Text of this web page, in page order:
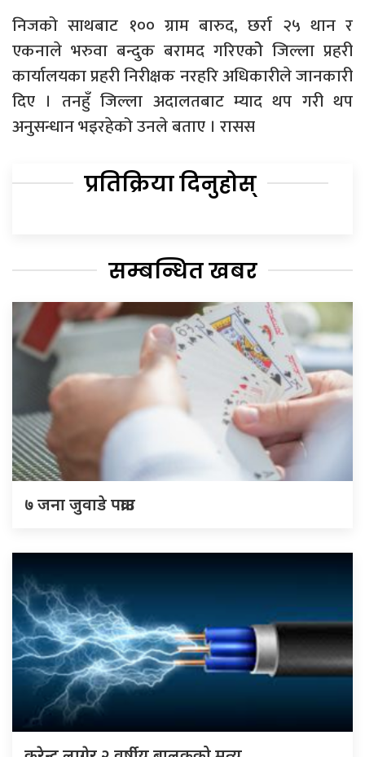
निजको साथबाट १०० ग्राम बारुद, छर्रा २५ थान र
एकनाले भरुवा बन्दुक बरामद गरिएकोे जिल्ला प्रहरी
कार्यालयका प्रहरी निरीक्षक नरहरि अधिकारीले जानकारी
दिए । तनहुँ जिल्ला अदालतबाट म्याद थप गरी थप
अनुसन्धान भइरहेको उनले बताए । रासस
प्रतिक्रिया दिनुहोस्
सम्बन्धित खबर
७ जना जुवाडे पक्राउ